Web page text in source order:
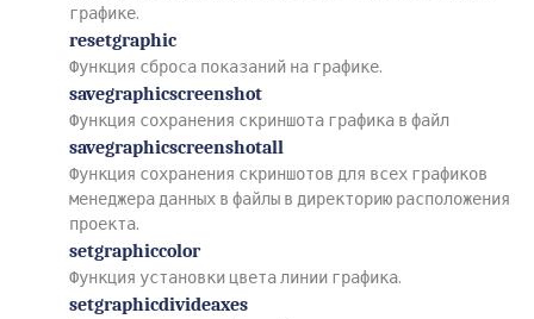
графике.
resetgraphic
Функция сброса показаний на графике.
savegraphicscreenshot
Функция сохранения скриншота графика в файл
savegraphicscreenshotall
Функция сохранения скриншотов для всех графиков
менеджера данных в файлы в директорию расположения
проекта.
setgraphiccolor
Функция установки цвета линии графика.
setgraphicdivideaxes